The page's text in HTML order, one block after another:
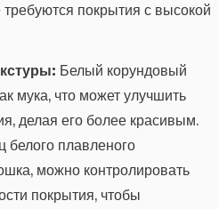
покрытия с высокой
Белый корундовый
мука, что может улучшить
делая его более красивым.
белого плавленого
можно контролировать
покрытия, чтобы